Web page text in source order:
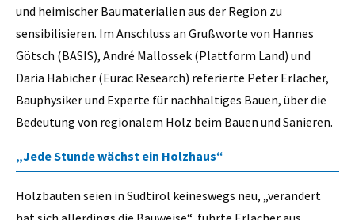
und heimischer Baumaterialien aus der Region zu
sensibilisieren. Im Anschluss an Grußworte von Hannes
Götsch (BASIS), André Mallossek (Plattform Land) und
Daria Habicher (Eurac Research) referierte Peter Erlacher,
Bauphysiker und Experte für nachhaltiges Bauen, über die
Bedeutung von regionalem Holz beim Bauen und Sanieren.
„Jede Stunde wächst ein Holzhaus“
Holzbauten seien in Südtirol keineswegs neu, „verändert